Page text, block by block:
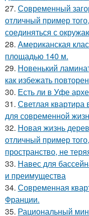
27. Современный
отличный пример
соединяться с
28. Американская
площадью 140 м.
29. Новенький
как избежать
30. Есть ли в Уфе
31. Светлая квартира
для современной
32. Новая жизнь
отличный пример
пространство, не
33. Навес для
и преимущества
34. Современная
Франции.
35. Рациональный